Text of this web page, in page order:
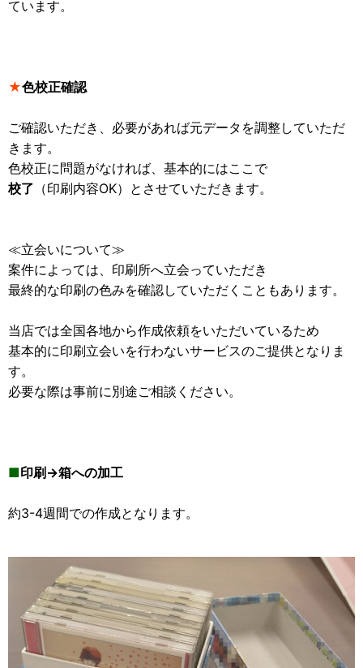
ています。
★色校正確認
ご確認いただき、必要があれば元データを調整していただ
きます。
色校正に問題がなければ、基本的にはここで
校了 （印刷内容OK）とさせていただきます。
≪立会いについて≫
案件によっては、印刷所へ立会っていただき
最終的な印刷の色みを確認していただくこともあります。
当店では全国各地から作成依頼をいただいているため
基本的に印刷立会いを行わないサービスのご提供となりま
す。
必要な際は事前に別途ご相談ください。
■印刷→箱への加工
約3-4週間での作成となります。